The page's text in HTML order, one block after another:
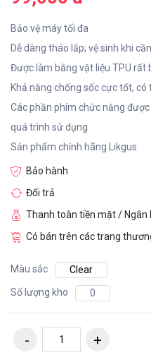
Bảo vệ máy tối đa
Dễ dàng tháo lắp; vệ sinh khi
Được làm bằng vật liệu TPU rất
Khả năng chống sốc cực tốt,
Các phần phím chức năng
quá trình sử dụng
Sản phẩm chính hãng Likgus
Bảo hành
Đổi trả
Thanh toàn tiền mặt / Ngân
Có bán trên các trang
Màu sắc
Clear
Số lượng kho
0